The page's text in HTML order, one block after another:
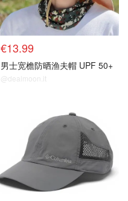
€13.99
男士宽檐防晒渔夫帽 UPF 50+
@dealmoon.it